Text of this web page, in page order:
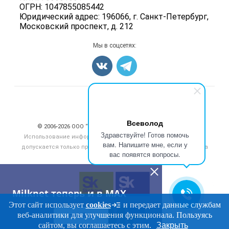
Всеволод
Здравствуйте! Готов помочь
вам. Напишите мне, если у
вас появятся вопросы.
Milknet теперь и в MAX
ПЕРЕЙТИ
ОГРН: 1047855085442
Юридический адрес: 196066, г. Санкт-Петербург,
Московский проспект, д. 212
Карта объявлений
Мы в соцсетях:
© 2006‑2026 ООО “Инлайн”. 12+ Все права защищены.
Использование информации, размещенной на данном сайте,
допускается только при размещении активной гиперссылки на
milknet.ru
Этот сайт использует cookies
и передает данные службам
веб-аналитики для улучшения функционала. Пользуясь
сайтом, вы соглашаетесь с этим.
Закрыть